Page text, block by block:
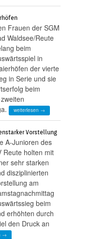
Frauen der SGM
Waldsee/Reute
beim
in
der vierte
in Serie und sie
beim
weiterlesen →
Vorstellung
A-Junioren des
Reute holten mit
sehr starken
disziplinierten
am
beim
erhöhten durch
den Druck an
→